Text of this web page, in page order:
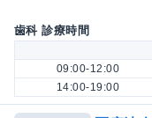
歯科 診療時間
09:00-12:00
14:00-19:00